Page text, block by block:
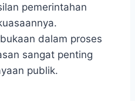
pemerintahan
dalam proses
sangat penting
publik.